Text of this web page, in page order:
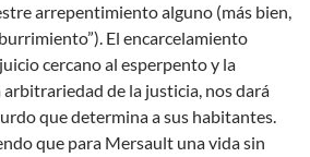
arrepentimiento alguno (más bien,
El encarcelamiento
cercano al esperpento y la
de la justicia, nos dará
que determina a sus habitantes.
que para Mersault una vida sin